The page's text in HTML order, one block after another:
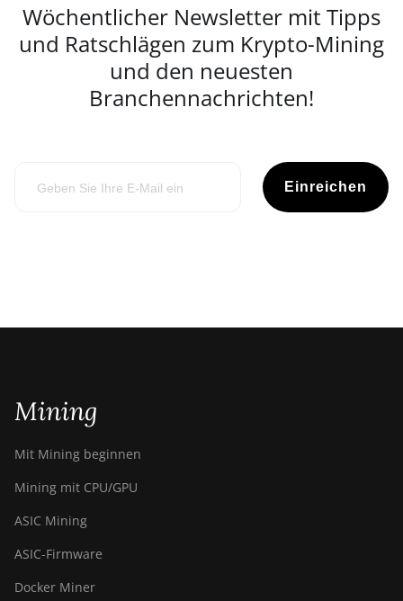
Wöchentlicher Newsletter mit Tipps
und Ratschlägen zum Krypto-Mining
und den neuesten
Branchennachrichten!
Einreichen
Mining
Mit Mining beginnen
Mining mit CPU/GPU
ASIC Mining
ASIC-Firmware
Docker Miner